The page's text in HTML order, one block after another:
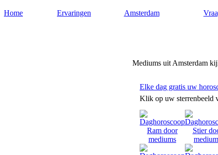
Home Ervaringen Amsterdam
Mediums uit Amsterdam
Elke dag gratis uw
Klik op uw sterrenbeeld